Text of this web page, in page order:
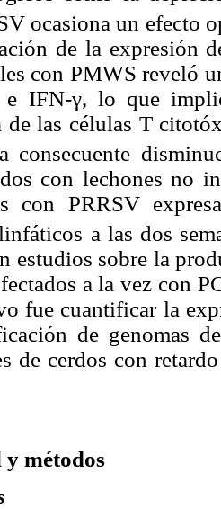
ocasiona un efecto
de la expresión
con PMWS reveló
IFN-γ, lo que
de las células T
consecuente
con lechones no
con PRRSV
a las dos
estudios sobre la
a la vez con
fue cuantificar la
de genomas
de cerdos con
métodos